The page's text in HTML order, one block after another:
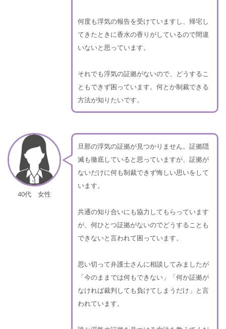
何度も浮気の報告を受けていますし、帰宅し
てきたときに香水の香りがしているので間違
いないと思っています。
それでも浮気の証拠がないので、どうするこ
ともできず困っています。何とか制裁できる
方法が知りたいです。
40代 女性
旦那の浮気の証拠が見つかりません。証拠隠
滅も徹底していると思っていますが、証拠が
ないだけに何も制裁できず悔しい思いをして
います。
共通の知り合いにも協力してもらっています
が、何ひとつ証拠がないのでどうすることも
できないと言われて困っています。
思い切って弁護士さんに相談してみましたが
「今のままでは何もできない」「何か証拠が
なければ裁判しても負けてしまうだけ」と言
われています。